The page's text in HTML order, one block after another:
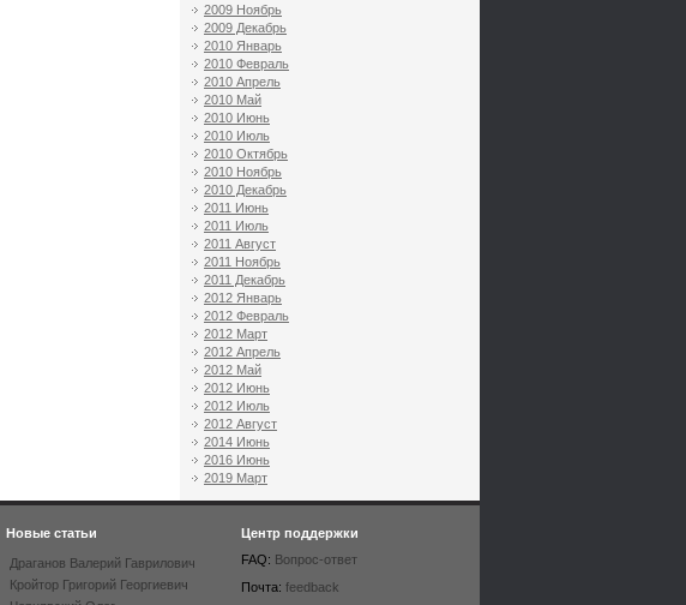
2009 Ноябрь
2009 Декабрь
2010 Январь
2010 Февраль
2010 Апрель
2010 Май
2010 Июнь
2010 Июль
2010 Октябрь
2010 Ноябрь
2010 Декабрь
2011 Июнь
2011 Июль
2011 Август
2011 Ноябрь
2011 Декабрь
2012 Январь
2012 Февраль
2012 Март
2012 Апрель
2012 Май
2012 Июнь
2012 Июль
2012 Август
2014 Июнь
2016 Июнь
2019 Март
Новые статьи
Драганов Валерий Гаврилович
Кройтор Григорий Георгиевич
Центр поддержки
FAQ: Вопрос-ответ
Почта: feedback